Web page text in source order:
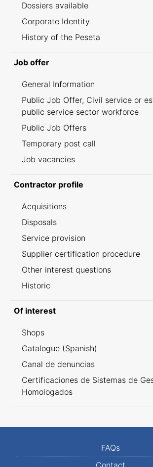
Dossiers available
Corporate Identity
History of the Peseta
Job offer
General Information
Public Job Offer, Civil service or
public service sector workforce
Public Job Offers
Temporary post call
Job vacancies
Contractor profile
Acquisitions
Disposals
Service provision
Supplier certification procedure
Other interest questions
Historic
Of interest
Shops
Catalogue (Spanish)
Canal de denuncias
Certificaciones de Sistemas de
Homologados
FAQs
Contact